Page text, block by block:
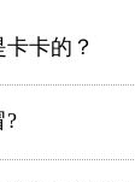
卡的？
?